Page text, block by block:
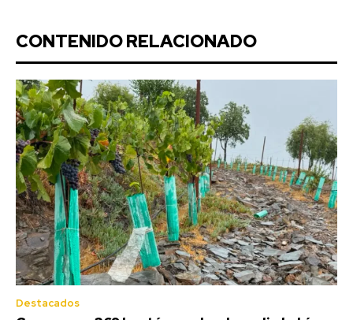
CONTENIDO RELACIONADO
Destacados